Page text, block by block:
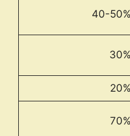
40-50%
30%
20%
70%